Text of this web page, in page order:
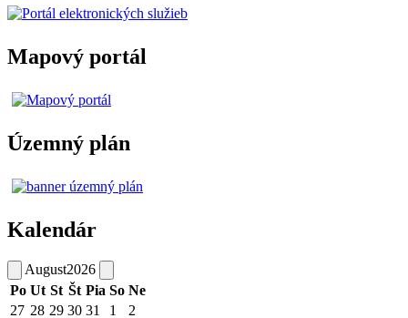
Mapový portál
Územný plán
Kalendár
August2026
Po Ut St Št Pia So Ne
27 28 29 30 31 1 2